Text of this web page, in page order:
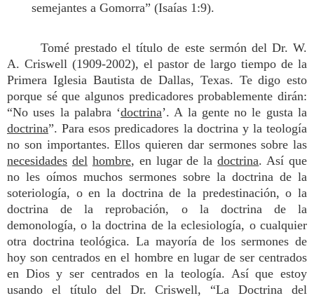
semejantes a Gomorra” (Isaías 1:9).
Tomé prestado el título de este sermón del Dr. W.
A. Criswell (1909-2002), el pastor de largo tiempo de la
Primera Iglesia Bautista de Dallas, Texas. Te digo esto
porque sé que algunos predicadores probablemente dirán:
“No uses la palabra ‘doctrina’. A la gente no le gusta la
doctrina”. Para esos predicadores la doctrina y la teología
no son importantes. Ellos quieren dar sermones sobre las
necesidades del hombre, en lugar de ladoctrina. Así que
no les oímos muchos sermones sobre la doctrina de la
soteriología, o en la doctrina de la predestinación, o la
doctrina de la reprobación, o la doctrina de la
demonología, o la doctrina de la eclesiología, o cualquier
otra doctrina teológica. La mayoría de los sermones de
hoy son centrados en el hombre en lugar de ser centrados
en Dios y ser centrados en la teología. Así que estoy
usando el título del Dr. Criswell, “La Doctrina del